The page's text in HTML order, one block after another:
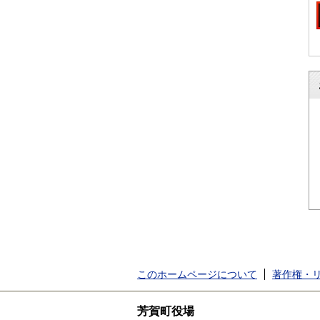
このホームページについて 著作権・
芳賀町役場